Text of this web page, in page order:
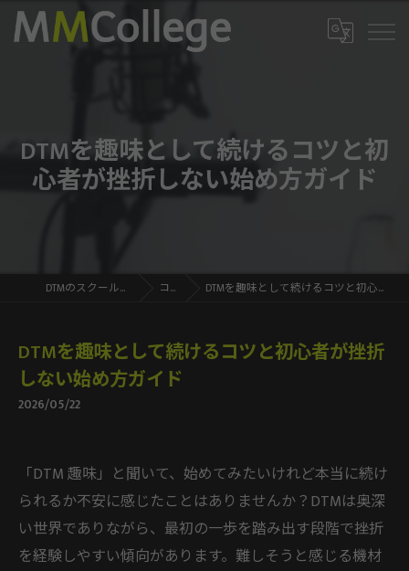
DTMを趣味として続けるコツと初
心者が挫折しない始め方ガイド
DTMのスクールならMMCollege コラム DTMを趣味として続けるコツと初心者が挫折しない始め方ガイド
DTMを趣味として続けるコツと初心者が挫折
しない始め方ガイド
2026/05/22
「DTM 趣味」と聞いて、始めてみたいけれど本当に続け
られるか不安に感じたことはありませんか？DTMは奥深
い世界でありながら、最初の一歩を踏み出す段階で挫折
を経験しやすい傾向があります。難しそうと感じる機材